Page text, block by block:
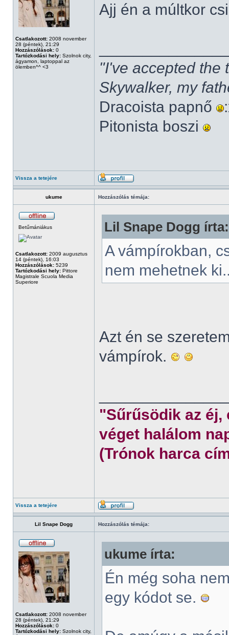
Csatlakozott: 2008 november
28 (péntek), 21:29
Hozzászólások: 0
Tartózkodási hely: Szolnok city,
ágyamon, laptoppal az
ölemben^^ <3
Ajj én a múltkor
"I've accepted the
Skywalker, my
Dracoista papnő
Pitonista boszi
Vissza a tetejére
ukume Hozzászólás témája:
Betűmániákus
Csatlakozott: 2009 augusztus
14 (péntek), 16:03
Hozzászólások: 5239
Tartózkodási hely: Pittore
Magistrale Scuola Media
Superiore
Lil Snape Dogg írta:
A vámpírokban,
nem mehetnek
Azt én se
vámpírok.
"Sűrűsödik az éj,
véget halálom
(Trónok harca
Vissza a tetejére
Lil Snape Dogg Hozzászólás témája:
Csatlakozott: 2008 november
28 (péntek), 21:29
Hozzászólások: 0
Tartózkodási hely: Szolnok city,
ukume írta:
Én még soha
egy kódot se.